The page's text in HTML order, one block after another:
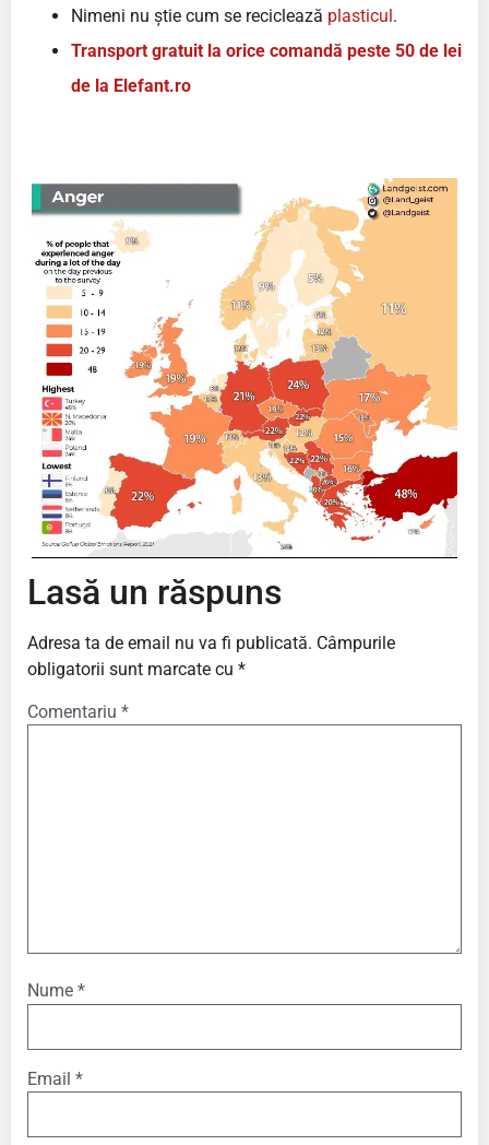
Nimeni nu știe cum se reciclează plasticul.
Transport gratuit la orice comandă peste 50 de lei
de la Elefant.ro
Lasă un răspuns
Adresa ta de email nu va fi publicată. Câmpurile
obligatorii sunt marcate cu *
Comentariu *
Nume *
Email *